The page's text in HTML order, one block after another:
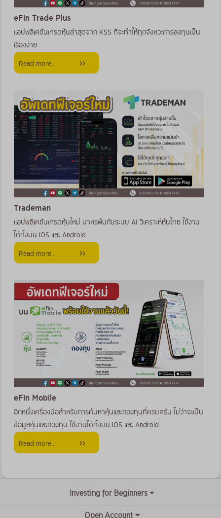
eFin Trade Plus
แอปพลิเคชันเทรดหุ้นล่าสุดจาก KSS ที่จะทำให้ทุกจังหวะการลงทุนเป็น
เรื่องง่าย
Read more...
Trademan
แอปพลิเคชันเทรดหุ้นใหม่ มาหรพ้มกับระบบ AI วิเคราะห์หุ้นไทย ใช้งาน
ได้ทั้งบน iOS และ Android
Read more...
eFin Mobile
อีกหนึ่งเครื่องมือสำหรับการค้นหาหุ้นและกองทุนที่ครบครัน ไม่ว่าจะเป็น
ข้อมูลหุ้นและกองทุน ใช้งานได้ทั้งบน iOS และ Android
Read more...
Investing for Beginners